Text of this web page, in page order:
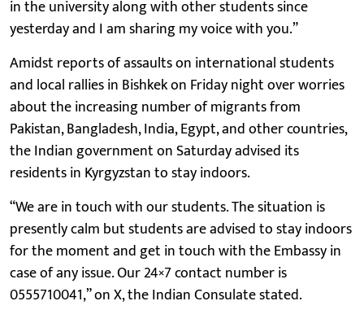
in the university along with other students since
yesterday and I am sharing my voice with you.”
Amidst reports of assaults on international students
and local rallies in Bishkek on Friday night over worries
about the increasing number of migrants from
Pakistan, Bangladesh, India, Egypt, and other countries,
the Indian government on Saturday advised its
residents in Kyrgyzstan to stay indoors.
“We are in touch with our students. The situation is
presently calm but students are advised to stay indoors
for the moment and get in touch with the Embassy in
case of any issue. Our 24×7 contact number is
0555710041,” on X, the Indian Consulate stated.